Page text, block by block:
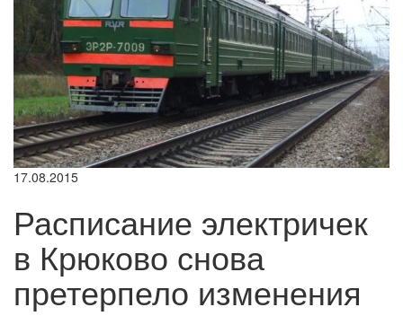
17.08.2015
Расписание электричек
в Крюково снова
претерпело изменения